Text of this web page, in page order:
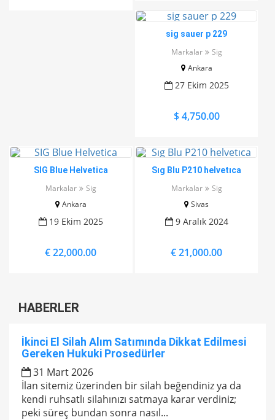
sig sauer p 229
Markalar
Sig
Ankara
27 Ekim 2025
$ 4,750.00
SIG Blue Helvetica
Markalar
Sig
Ankara
19 Ekim 2025
€ 22,000.00
Sıg Blu P210 helvetıca
Markalar
Sig
Sivas
9 Aralık 2024
€ 21,000.00
HABERLER
İkinci El Silah Alım Satımında Dikkat Edilmesi
Gereken Hukuki Prosedürler
31 Mart 2026
İlan sitemiz üzerinden bir silah beğendiniz ya da
kendi ruhsatlı silahınızı satmaya karar verdiniz;
peki süreç bundan sonra nasıl...